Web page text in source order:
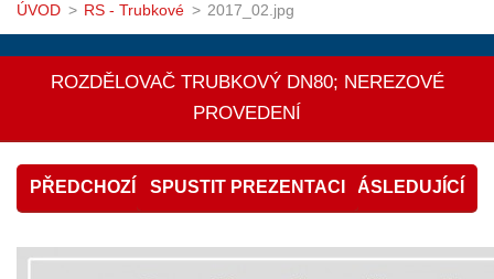
ÚVOD > RS - Trubkové > 2017_02.jpg
ROZDĚLOVAČ TRUBKOVÝ DN80; NEREZOVÉ
PROVEDENÍ
PŘEDCHOZÍ SPUSTIT PREZENTACI NÁSLEDUJÍCÍ